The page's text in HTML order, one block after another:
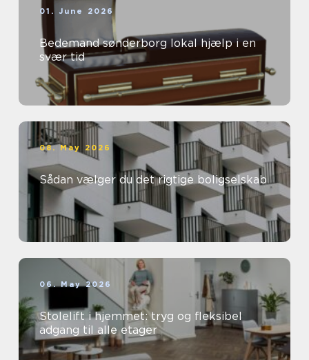
01. June 2026
Bedemand sønderborg lokal hjælp i en
svær tid
08. May 2026
Sådan vælger du det rigtige boligselskab
06. May 2026
Stolelift i hjemmet: tryg og fleksibel
adgang til alle etager